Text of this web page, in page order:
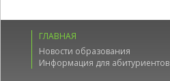
ГЛАВНАЯ
Новости образования
Информация для абитуриентов